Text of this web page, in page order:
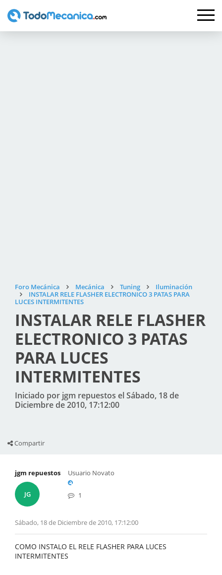
Foro Mecánica Mecánica Tuning
Iluminación
INSTALAR RELE FLASHER ELECTRONICO 3 PATAS PARA
LUCES INTERMITENTES
INSTALAR RELE FLASHER
ELECTRONICO 3 PATAS
PARA LUCES
INTERMITENTES
Iniciado por jgm repuestos el Sábado, 18 de
Diciembre de 2010, 17:12:00
Compartir
jgm repuestos
JG
Usuario Novato
1
Sábado, 18 de Diciembre de 2010, 17:12:00
COMO INSTALO EL RELE FLASHER PARA LUCES
INTERMITENTES